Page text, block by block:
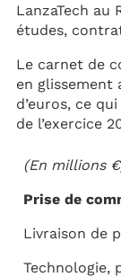
LanzaTech au
études,
Le carnet de
en glissement
d’euros, ce
de l’exercice
(En millions
Prise de
Livraison de
Technologie,